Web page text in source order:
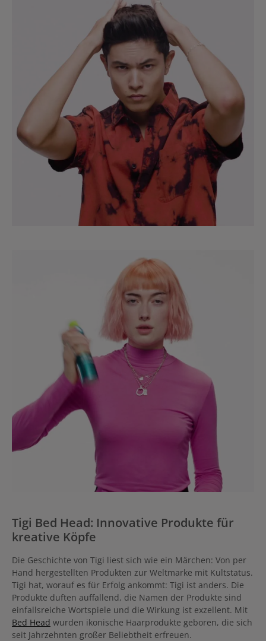
Tigi Bed Head: Innovative Produkte für
kreative Köpfe
Die Geschichte von Tigi liest sich wie ein Märchen: Von per
Hand hergestellten Produkten zur Weltmarke mit Kultstatus.
Tigi hat, worauf es für Erfolg ankommt: Tigi ist anders. Die
Produkte duften auffallend, die Namen der Produkte sind
einfallsreiche Wortspiele und die Wirkung ist exzellent. Mit
Bed Head wurden ikonische Haarprodukte geboren, die sich
seit Jahrzehnten großer Beliebtheit erfreuen.